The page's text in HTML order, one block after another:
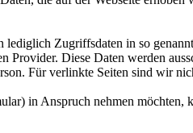
lediglich Zugriffsdaten in so
Diese Daten werden
Für verlinkte Seiten sind wir
in Anspruch nehmen